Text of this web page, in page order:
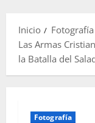
Inicio
Fotografía
Las Armas
la Batalla del
Fotografía